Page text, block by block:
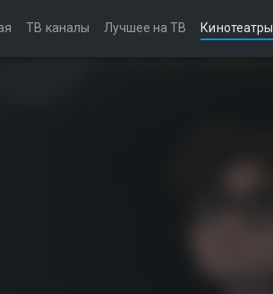
ТВ каналы Лучшее на ТВ Кинотеатры